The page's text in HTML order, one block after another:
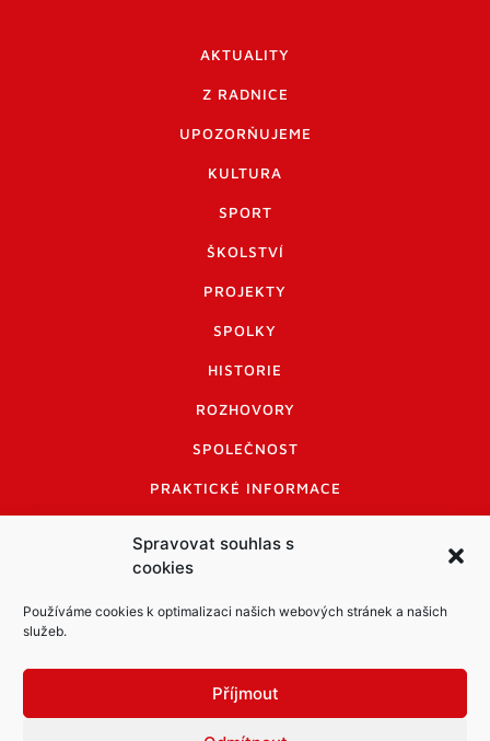
Spravovat souhlas s
cookies
Používáme cookies k optimalizaci našich webových stránek a našich
služeb.
Příjmout
AKTUALITY
Z RADNICE
UPOZORŇUJEME
KULTURA
SPORT
ŠKOLSTVÍ
PROJEKTY
SPOLKY
HISTORIE
ROZHOVORY
SPOLEČNOST
PRAKTICKÉ INFORMACE
INFORMACE A KODEX DISKUTUJÍCÍCH
LOGO A LOGO MANUÁL